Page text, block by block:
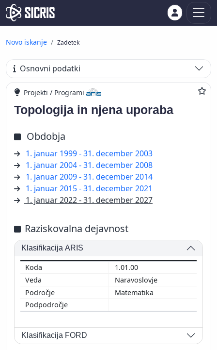
Novo iskanje Zadetek
Osnovni podatki
Projekti / Programi
Topologija in njena uporaba
Obdobja
1. januar 1999 - 31. december 2003
1. januar 2004 - 31. december 2008
1. januar 2009 - 31. december 2014
1. januar 2015 - 31. december 2021
1. januar 2022 - 31. december 2027
Raziskovalna dejavnost
Klasifikacija ARIS
1.01.00
Naravoslovje
Matematika
Klasifikacija FORD